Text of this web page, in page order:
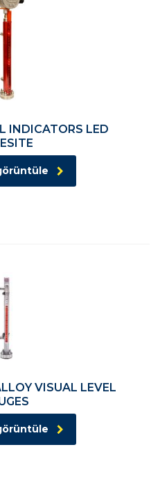
INDICATORS LED
VISUAL LEVEL